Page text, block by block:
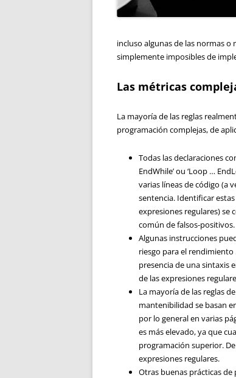
incluso algunas de las normas
simplemente imposibles de
Las métricas
La mayoría de las reglas
programación complejas, de
Todas las declaraciones
EndWhile’ ou ‘Loop …
varias líneas de código (a
sentencia. Identificar
expresiones regulares) se
común de falsos-positivos.
Algunas instrucciones
riesgo para el
presencia de una sintaxis
de las expresiones
La mayoría de las reglas
mantenibilidad se basan
por lo general en varias
es más elevado, ya que
programación superior.
expresiones regulares.
Otras buenas prácticas